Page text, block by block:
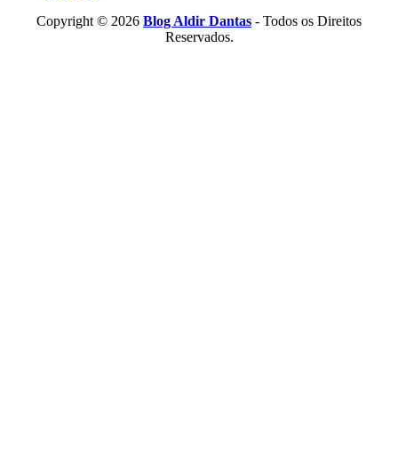
Copyright © 2026 Blog Aldir Dantas - Todos os Direitos
Reservados.